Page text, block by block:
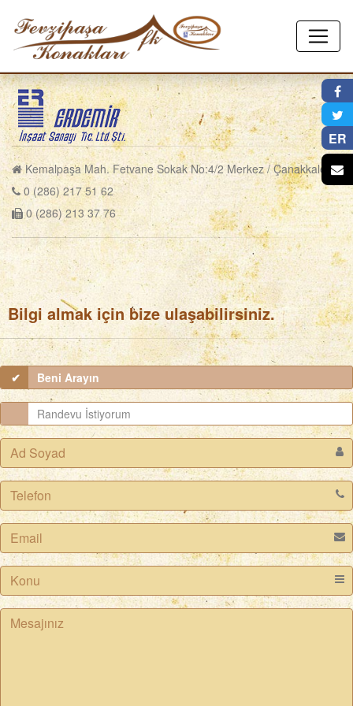
Kemalpaşa Mah. Fetvane Sokak No:4/2 Merkez / Çanakkale
0 (286) 217 51 62
0 (286) 213 37 76
Bilgi almak için bize ulaşabilirsiniz.
Beni Arayın
Randevu İstiyorum
×
ER